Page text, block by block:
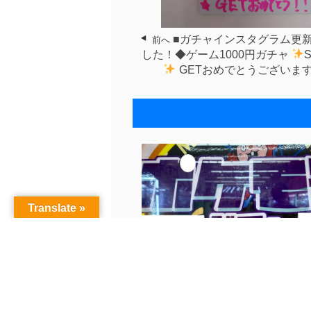
前へ ■ガチャインスタグラム更
した！◆ゲーム1000円ガチャ⁡ ⁡
⁡GETおめでとうございま
Translate »